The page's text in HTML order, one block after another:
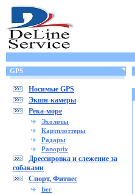
GPS
Носимые GPS
Экшн-камеры
Река-море
Эхолоты
Картплоттеры
Радары
Panoptix
Дрессировка и слежение за
собаками
Спорт, Фитнес
Бег